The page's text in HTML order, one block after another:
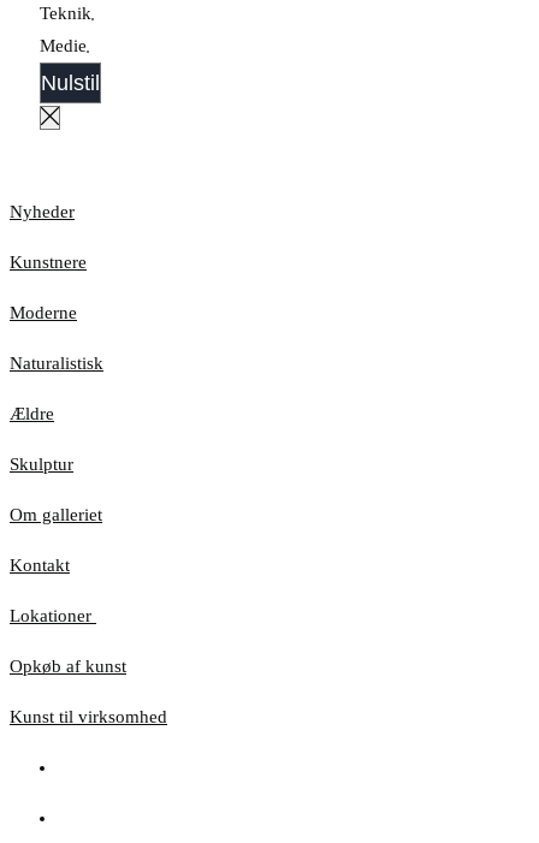
Teknik
Medie
Nulstil
Nyheder
Kunstnere
Moderne
Naturalistisk
Ældre
Skulptur
Om galleriet
Kontakt
Lokationer
Opkøb af kunst
Kunst til virksomhed